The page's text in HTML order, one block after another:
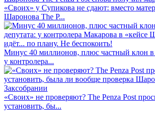
«Своих» у Супикова не сдают: вместо
Шаронова The P...
Минус 40 миллионов, плюс частный клон в
у контролера...
«Своих» не проверяют? The Penza Post
установить, бы...